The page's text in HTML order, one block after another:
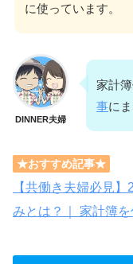
に使っています。
DINNER夫婦
家計
事に
★おすすめ記事★
【共働き夫婦必見
みとは？｜ 家計簿